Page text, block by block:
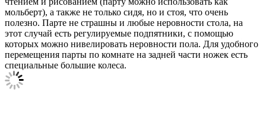
мольберт), а также не только сидя, но и стоя, что очень
полезно. Парте не страшны и любые неровности стола, на
этот случай есть регулируемые подпятники, с помощью
которых можно нивелировать неровности пола. Для удобного
перемещения парты по комнате на задней части ножек есть
специальные большие колеса.